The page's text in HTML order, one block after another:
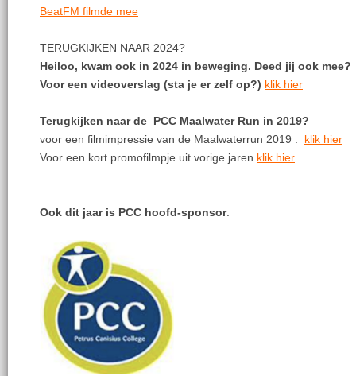
BeatFM filmde mee
TERUGKIJKEN NAAR 2024?
Heiloo, kwam ook in 2024 in beweging. Deed jij ook mee?
Voor een videoverslag (sta je er zelf op?) klik hier
Terugkijken naar de PCC Maalwater Run in 2019?
voor een filmimpressie van de Maalwaterrun 2019 : klik hier
Voor een kort promofilmpje uit vorige jaren klik hier
Ook dit jaar is PCC hoofd-sponsor.